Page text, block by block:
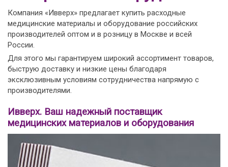
Компания «Ивверх» предлагает купить расходные
медицинские материалы и оборудование российских
производителей оптом и в розницу в Москве и всей
России.
Для этого мы гарантируем широкий ассортимент товаров,
быструю доставку и низкие цены благодаря
эксклюзивным условиям сотрудничества напрямую с
производителями.
Ивверх. Ваш надежный поставщик
медицинских материалов и оборудования